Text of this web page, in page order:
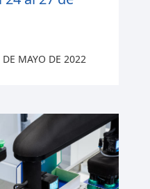
MAYO DE 2022